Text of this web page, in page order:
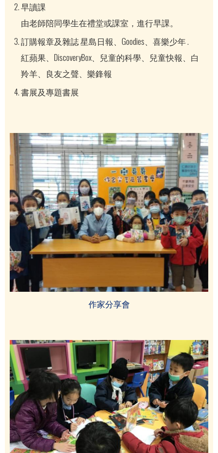
早讀課
由老師陪同學生在禮堂或課室，進行早課。
訂購報章及雜誌 星島日報、Goodies、喜樂少年 .
紅蘋果、DiscoveryBox、兒童的科學、兒童快報、白
羚羊、良友之聲、樂鋒報
書展及專題書展
作家分享會